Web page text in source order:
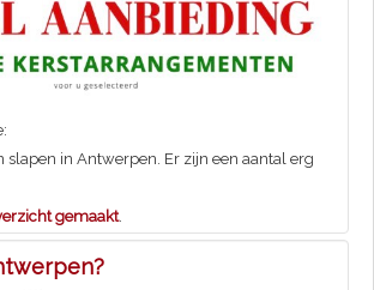
slapen in Antwerpen. Er zijn een aantal erg
gemaakt.